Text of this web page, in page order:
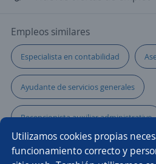
Utilizamos cookies propias
funcionamiento correcto y
Empleos similares
Especialista en contabilidad
Ayudante de servicios generales
Recepcionista auxiliar administrativo
Supervisor/a de ventas